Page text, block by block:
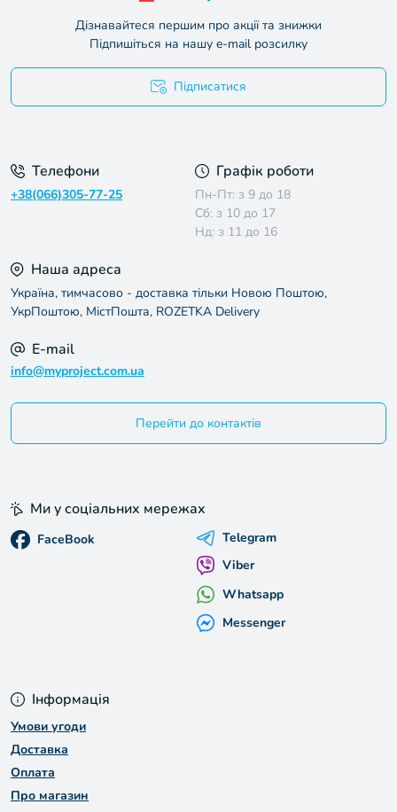
Дізнавайтеся першим про акції та знижки
Підпишіться на нашу e-mail розсилку
Підписатися
Телефони
+38(066)305-77-25
Графік роботи
Пн-Пт: з 9 до 18
Сб: з 10 до 17
Нд: з 11 до 16
Наша адреса
Україна, тимчасово - доставка тільки Новою Поштою,
УкрПоштою, МістПошта, ROZETKA Delivery
E-mail
info@myproject.com.ua
Перейти до контактів
Інформація
Умови угоди
Доставка
Оплата
Про магазин
Ми у соціальних мережах
FaceBook
Telegram
Viber
Whatsapp
Messenger